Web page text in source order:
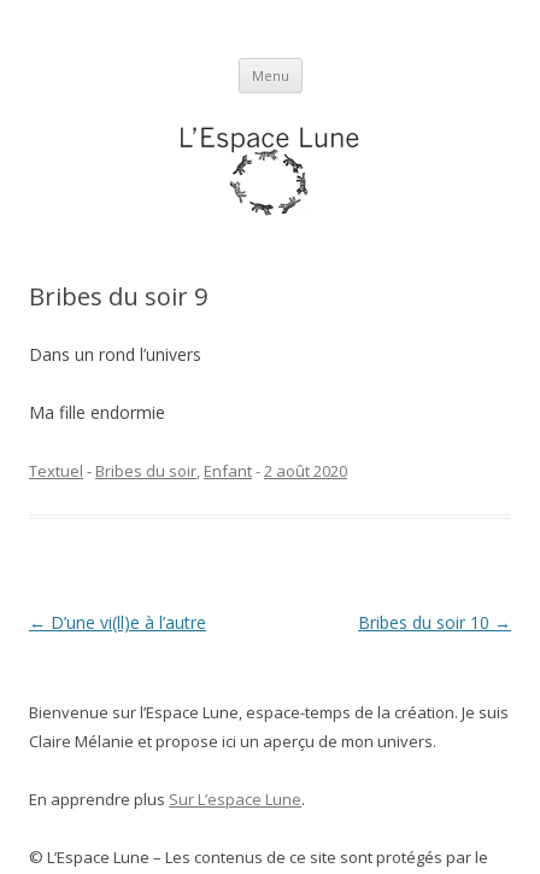
Menu Aller
contenu
Bribes du soir 9
Dans un rond l’univers
Ma fille endormie
Textuel - Bribes du soir, Enfant-2 août 2020
Navigation
← D’une vi(ll)e à l’autre Bribes du soir 10 →
Bienvenue sur l’Espace Lune, espace-temps de la création. Je suis
Claire Mélanie et propose ici un aperçu de mon univers.
En apprendre plus Sur L’espace Lune.
© L’Espace Lune – Les contenus de ce site sont protégés par le